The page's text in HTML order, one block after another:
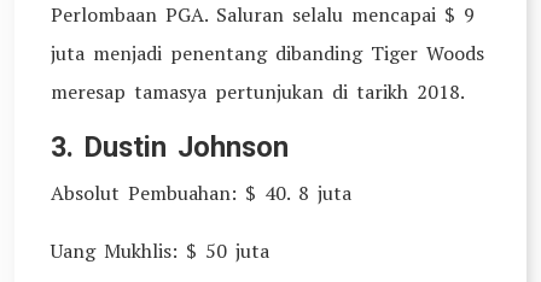
Perlombaan PGA. Saluran selalu mencapai $ 9
juta menjadi penentang dibanding Tiger Woods
meresap tamasya pertunjukan di tarikh 2018.
3. Dustin Johnson
Absolut Pembuahan: $ 40. 8 juta
Uang Mukhlis: $ 50 juta